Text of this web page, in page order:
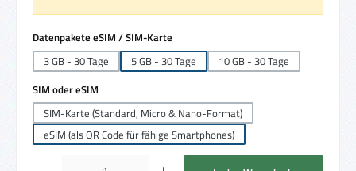
Datenpakete eSIM / SIM-Karte
3 GB - 30 Tage
5 GB - 30 Tage
10 GB - 30 Tage
SIM oder eSIM
SIM-Karte (Standard, Micro & Nano-Format)
eSIM (als QR Code für fähige Smartphones)
Produkt Anzahl: Gib den gewünschten Wert ein oder benutze die Schaltflächen um